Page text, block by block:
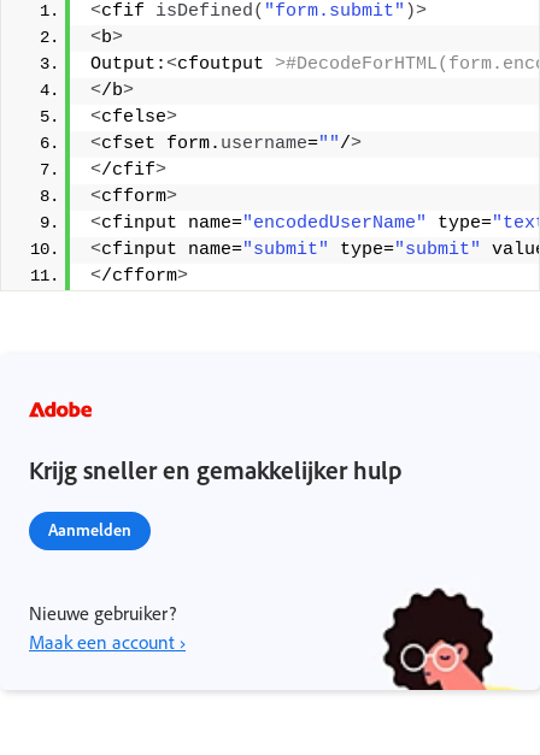
<cfif isDefined( "form.submit" )>
<b>
Output:<cfoutput
</b>
<cfelse>
<cfset form. username=""/>
</cfif>
<cfform>
<cfinput name="encodedUserName" type=
<cfinput name="submit" type="submit"
</cfform>
Krijg sneller en gemakkelijker hulp
Aanmelden
Nieuwe gebruiker?
Maak een account ›